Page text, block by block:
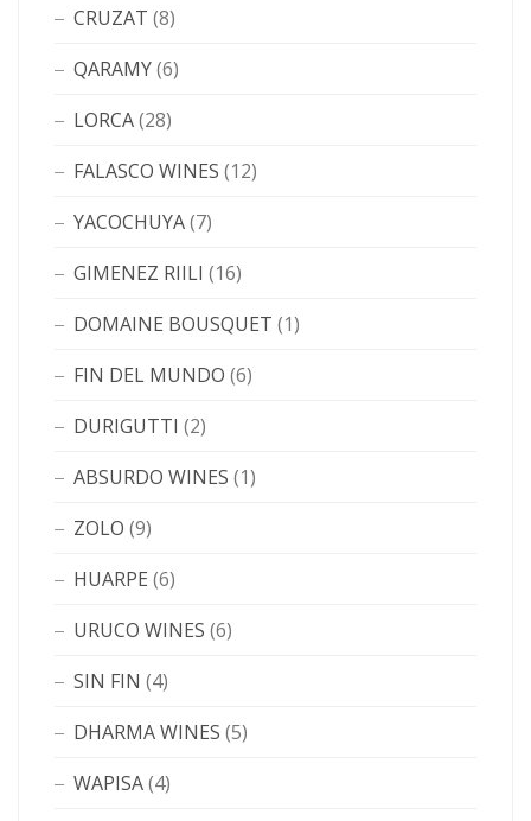
CRUZAT (8)
QARAMY(6)
LORCA(28)
FALASCO WINES (12)
YACOCHUYA(7)
GIMENEZ RIILI (16)
DOMAINE BOUSQUET (1)
FIN DEL MUNDO (6)
DURIGUTTI (2)
ABSURDO WINES (1)
ZOLO (9)
HUARPE (6)
URUCO WINES (6)
SIN FIN (4)
DHARMA WINES (5)
WAPISA(4)